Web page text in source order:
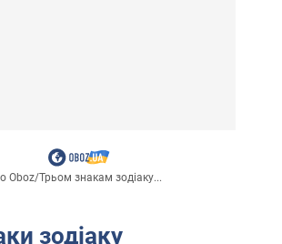
Oboz/Трьом знакам зодіаку...
зодіаку